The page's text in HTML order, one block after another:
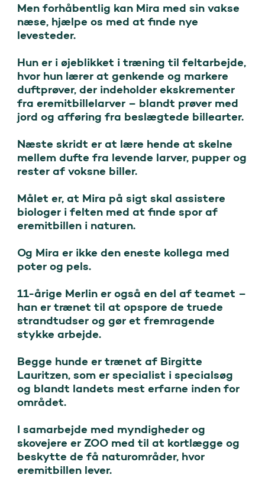
Men forhåbentlig kan Mira med sin vakse
næse, hjælpe os med at finde nye
levesteder.
Hun er i øjeblikket i træning til feltarbejde,
hvor hun lærer at genkende og markere
duftprøver, der indeholder ekskrementer
fra eremitbillelarver – blandt prøver med
jord og afføring fra beslægtede billearter.
Næste skridt er at lære hende at skelne
mellem dufte fra levende larver, pupper og
rester af voksne biller.
Målet er, at Mira på sigt skal assistere
biologer i felten med at finde spor af
eremitbillen i naturen.
Og Mira er ikke den eneste kollega med
poter og pels.
11-årige Merlin er også en del af teamet –
han er trænet til at opspore de truede
strandtudser og gør et fremragende
stykke arbejde.
Begge hunde er trænet af Birgitte
Lauritzen, som er specialist i specialsøg
og blandt landets mest erfarne inden for
området.
I samarbejde med myndigheder og
skovejere er ZOO med til at kortlægge og
beskytte de få naturområder, hvor
eremitbillen lever.